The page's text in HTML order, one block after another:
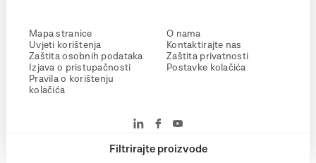
Filtrirajte proizvode
Mapa stranice
Uvjeti korištenja
Zaštita osobnih podataka
Izjava o pristupačnosti
Pravila o korištenju
kolačića
O nama
Kontaktirajte nas
Zaštita privatnosti
Postavke kolačića